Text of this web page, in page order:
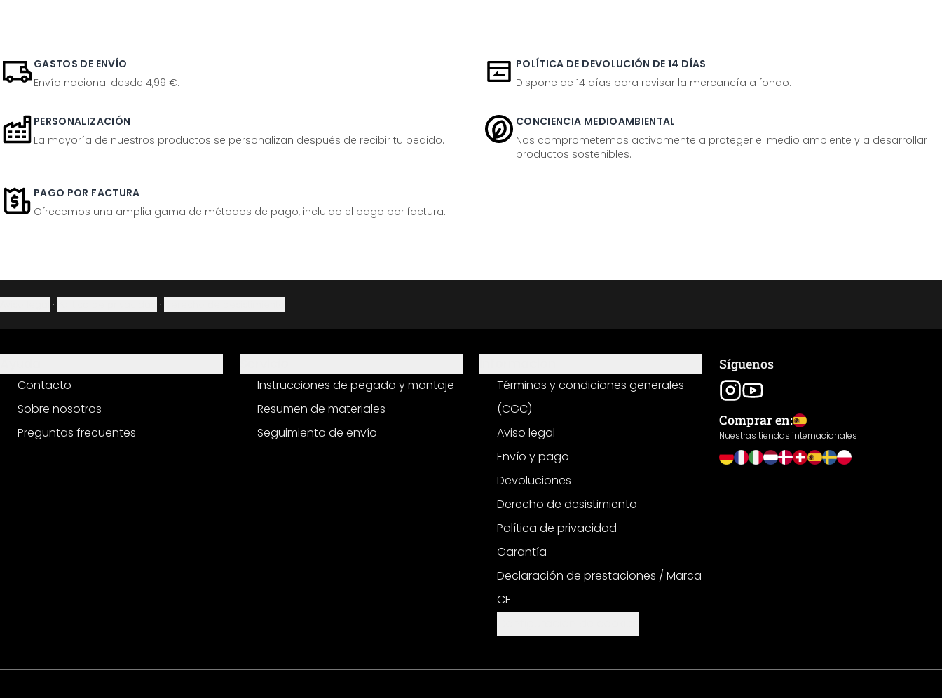
GASTOS DE ENVÍO
Envío nacional desde 4,99 €.
POLÍTICA DE DEVOLUCIÓN DE 14 DÍAS
Dispone de 14 días para revisar la mercancía a fondo.
PERSONALIZACIÓN
La mayoría de nuestros productos se personalizan después de recibir tu pedido.
CONCIENCIA MEDIOAMBIENTAL
Nos comprometemos activamente a proteger el medio ambiente y a desarrollar
productos sostenibles.
PAGO POR FACTURA
Ofrecemos una amplia gama de métodos de pago, incluido el pago por factura.
· ·
Contacto
Sobre nosotros
Preguntas frecuentes
Instrucciones de pegado y montaje
Resumen de materiales
Seguimiento de envío
Términos y condiciones generales
(CGC)
Aviso legal
Envío y pago
Devoluciones
Derecho de desistimiento
Política de privacidad
Garantía
Declaración de prestaciones / Marca
CE
Síguenos
Comprar en:
Nuestras tiendas internacionales